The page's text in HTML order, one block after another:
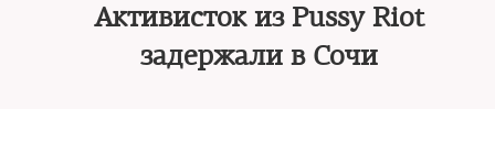
Активисток из Pussy Riot
задержали в Сочи